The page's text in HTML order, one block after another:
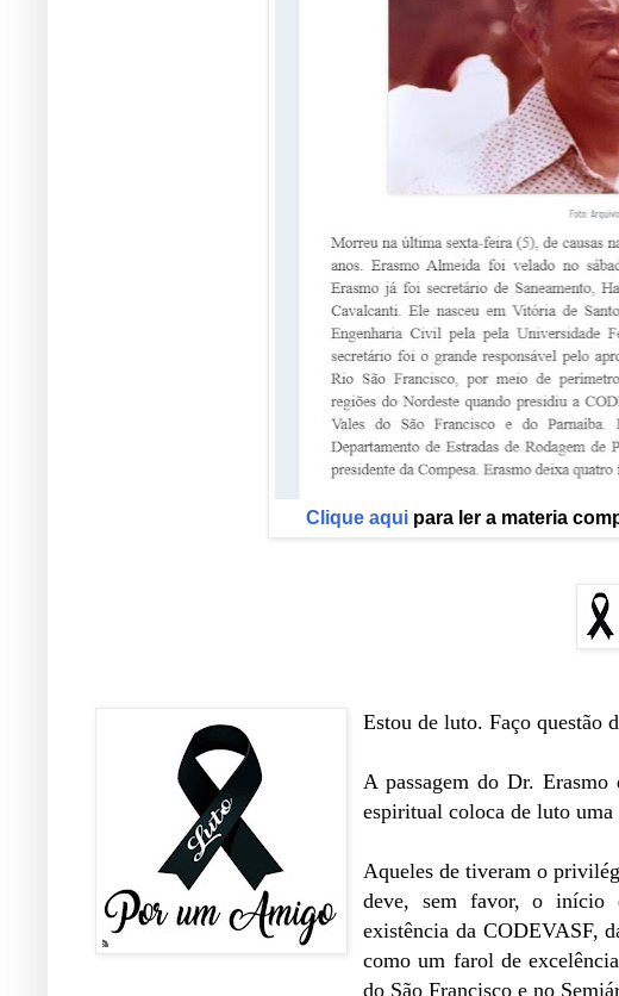
Clique aqui para ler a materia
Estou de luto. Faço questão
A passagem do Dr.
espiritual coloca de luto
Aqueles de tiveram o
deve, sem favor, o início
existência da CODEVASF,
como um farol de
do São Francisco e no